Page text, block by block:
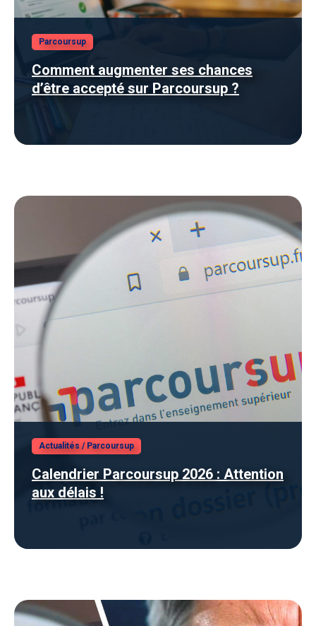
Parcoursup
Comment augmenter ses chances
d’être accepté sur Parcoursup ?
Actualités / Parcoursup
Calendrier Parcoursup 2026 : Attention
aux délais !